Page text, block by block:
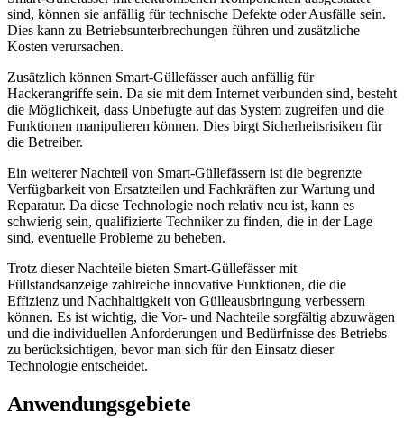
sind, können sie anfällig für technische Defekte oder Ausfälle sein.
Dies kann zu Betriebsunterbrechungen führen und zusätzliche
Kosten verursachen.
Zusätzlich können Smart-Güllefässer auch anfällig für
Hackerangriffe sein. Da sie mit dem Internet verbunden sind, besteht
die Möglichkeit, dass Unbefugte auf das System zugreifen und die
Funktionen manipulieren können. Dies birgt Sicherheitsrisiken für
die Betreiber.
Ein weiterer Nachteil von Smart-Güllefässern ist die begrenzte
Verfügbarkeit von Ersatzteilen und Fachkräften zur Wartung und
Reparatur. Da diese Technologie noch relativ neu ist, kann es
schwierig sein, qualifizierte Techniker zu finden, die in der Lage
sind, eventuelle Probleme zu beheben.
Trotz dieser Nachteile bieten Smart-Güllefässer mit
Füllstandsanzeige zahlreiche innovative Funktionen, die die
Effizienz und Nachhaltigkeit von Gülleausbringung verbessern
können. Es ist wichtig, die Vor- und Nachteile sorgfältig abzuwägen
und die individuellen Anforderungen und Bedürfnisse des Betriebs
zu berücksichtigen, bevor man sich für den Einsatz dieser
Technologie entscheidet.
Anwendungsgebiete